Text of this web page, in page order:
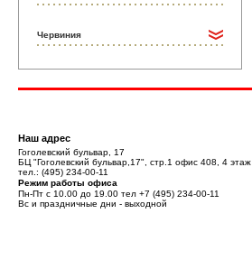
Червиния
Наш адрес
Гоголевский бульвар, 17
БЦ "Гоголевский бульвар,17", стр.1 офис 408, 4 этаж
тел.: (495) 234-00-11
Режим работы офиса
Пн-Пт с 10.00 до 19.00 тел +7 (495) 234-00-11
Вс и праздничные дни - выходной